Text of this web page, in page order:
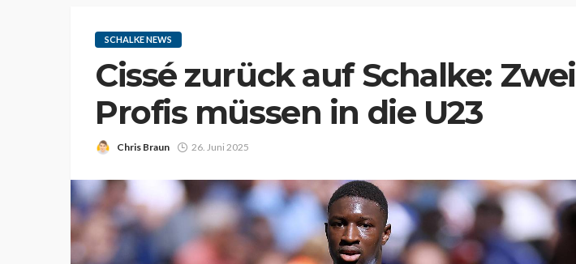
SCHALKE NEWS
Cissé zurück auf Schalke: Zwei
Profis müssen in die U23
Chris Braun 26. Juni 2025